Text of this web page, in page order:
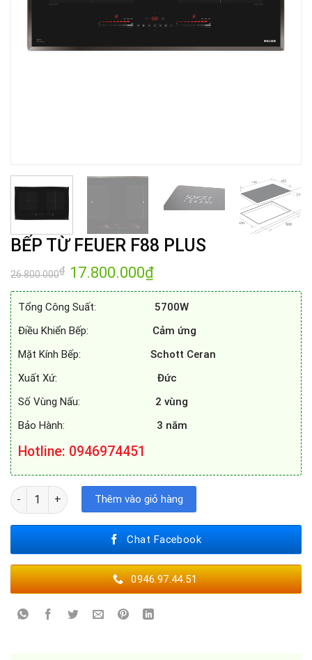
BẾP TỪ FEUER F88 PLUS
26.800.000₫ Giá
gốc
là:
26.800.000₫.
17.800.000₫Giá
tại
17.800.000₫.
Tổng Công Suất:
5700W
Điều Khiển Bếp: Cảm ứng
Mặt Kính Bếp: Schott Ceran
Xuất Xứ: Đức
Số Vùng Nấu: 2 vùng
Bảo Hành: 3 năm
Hotline: 0946974451
BẾP TỪ FEUER F88 PLUS số lượng
Thêm vào giỏ hàng
Chat Facebook
0946.97.44.51